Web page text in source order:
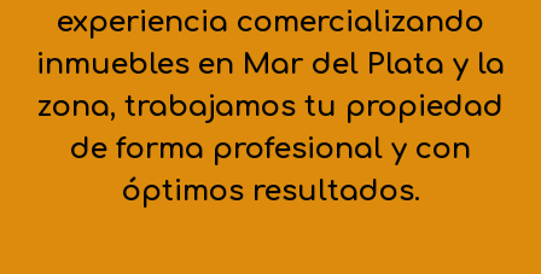
experiencia comercializando
inmuebles en Mar del Plata y la
zona, trabajamos tu propiedad
de forma profesional y con
óptimos resultados.